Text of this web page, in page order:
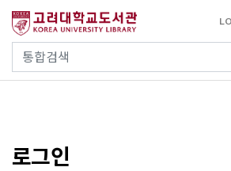
건
통합검색
사이트내 검색
로그인